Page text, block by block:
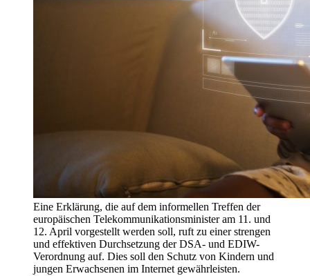
Eine Erklärung, die auf dem informellen Treffen der
europäischen Telekommunikationsminister am 11. und
12. April vorgestellt werden soll, ruft zu einer strengen
und effektiven Durchsetzung der DSA- und EDIW-
Verordnung auf. Dies soll den Schutz von Kindern und
jungen Erwachsenen im Internet gewährleisten.